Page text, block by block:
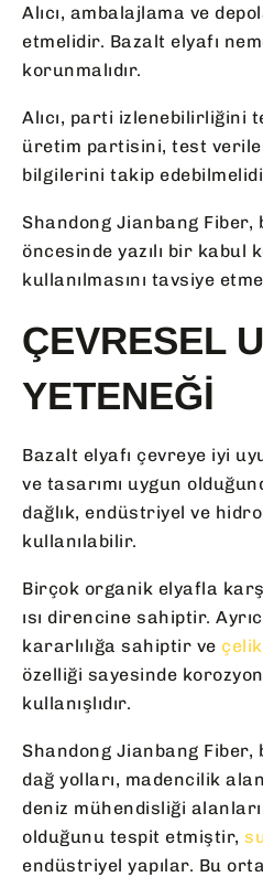
Alıcı, ambalajlama ve
etmelidir. Bazalt elyafı
korunmalıdır.
Alıcı, parti izlenebilirliğini
üretim partisini, test
bilgilerini takip
Shandong Jianbang
öncesinde yazılı bir kabul
kullanılmasını tavsiye
ÇEVRESEL
YETENEĞI
Bazalt elyafı çevreye iyi
ve tasarımı uygun
dağlık, endüstriyel ve
kullanılabilir.
Birçok organik elyafla
ısı direncine sahiptir.
kararlılığa sahiptir ve
özelliği sayesinde
kullanışlıdır.
Shandong Jianbang Fiber,
dağ yolları, madencilik
deniz mühendisliği
olduğunu tespit etmiştir,
endüstriyel yapılar. Bu